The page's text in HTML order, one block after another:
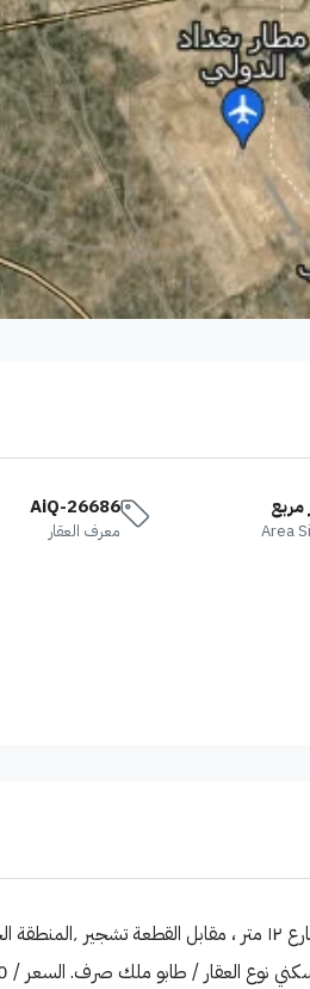
مربع
Area
AiQ-26686
معرف العقار
المساحة / 100 متر (
/ طابو ملك صرف. السعر / 2,250,000 دينار للمتر